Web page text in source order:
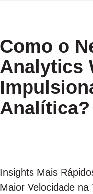
Como o
Analytics
Analítica?
Insights Mais
Maior Velocidade na